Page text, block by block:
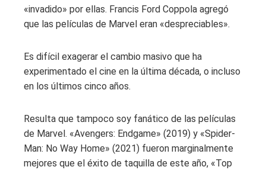
«invadido» por ellas. Francis Ford Coppola agregó
que las películas de Marvel eran «despreciables».
Es difícil exagerar el cambio masivo que ha
experimentado el cine en la última década, o incluso
en los últimos cinco años.
Resulta que tampoco soy fanático de las películas
de Marvel. «Avengers: Endgame» (2019) y «Spider-
Man: No Way Home» (2021) fueron marginalmente
mejores que el éxito de taquilla de este año, «Top